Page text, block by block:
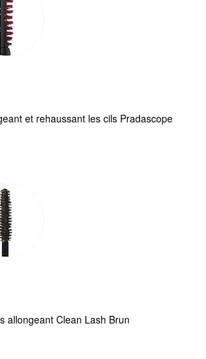
et rehaussant les cils Pradascope
allongeant Clean Lash Brun